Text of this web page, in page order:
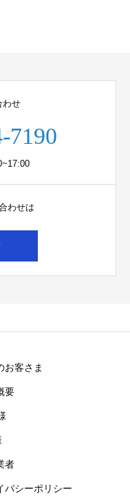
わせ
7190
わせは
お客さま
要
者
バシーポリシー